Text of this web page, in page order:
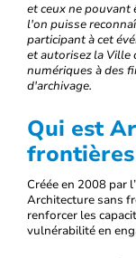
et ceux ne pouvant
l'on puisse
participant à cet
et autorisez la Ville
numériques à des
d'archivage.
Qui est
frontières
Créée en 2008 par
Architecture sans
renforcer les
vulnérabilité en